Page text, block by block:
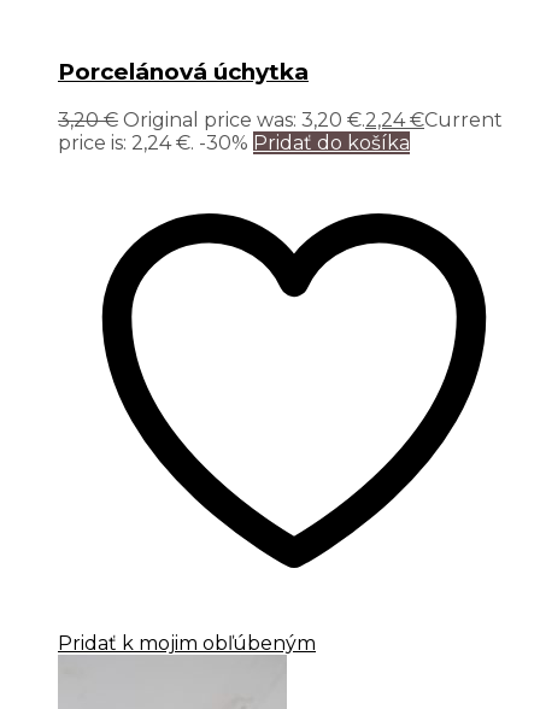
Porcelánová úchytka
3,20€ Original price was: 3,20 €.2,24€Current
price is: 2,24 €. -30% Pridať do košíka
Pridať k mojim obľúbeným